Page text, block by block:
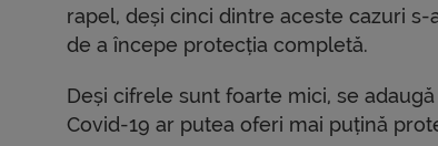
rapel, deși cinci dintre aceste cazuri
de a începe protecția completă.
Deși cifrele sunt foarte mici, se
Covid-19 ar putea oferi mai puțină